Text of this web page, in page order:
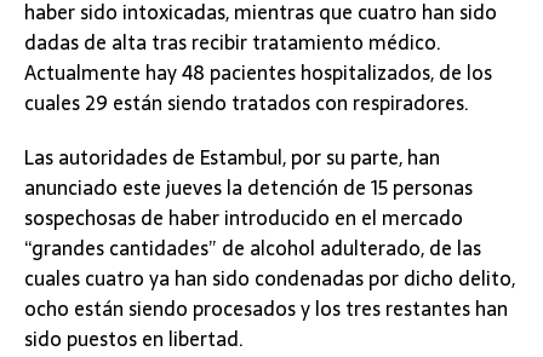
haber sido intoxicadas, mientras que cuatro han sido
dadas de alta tras recibir tratamiento médico.
Actualmente hay 48 pacientes hospitalizados, de los
cuales 29 están siendo tratados con respiradores.
Las autoridades de Estambul, por su parte, han
anunciado este jueves la detención de 15 personas
sospechosas de haber introducido en el mercado
“grandes cantidades” de alcohol adulterado, de las
cuales cuatro ya han sido condenadas por dicho delito,
ocho están siendo procesados y los tres restantes han
sido puestos en libertad.